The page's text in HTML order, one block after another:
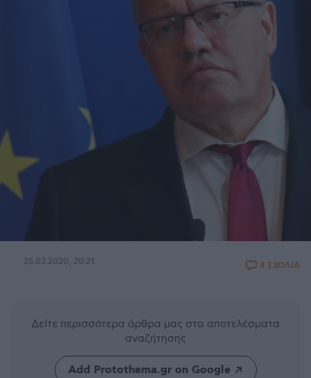
25.03.2020, 20:21 4 ΣΧΟΛΙΑ
Δείτε περισσότερα άρθρα μας στα αποτελέσματα
αναζήτησης
Add Protothema.gr on Google